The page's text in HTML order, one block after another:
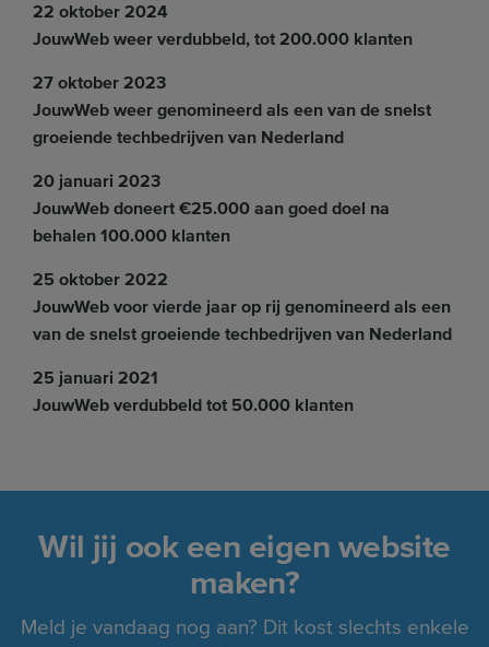
22 oktober 2024
JouwWeb weer verdubbeld, tot 200.000 klanten
27 oktober 2023
JouwWeb weer genomineerd als een van de snelst
groeiende techbedrijven van Nederland
20 januari 2023
JouwWeb doneert €25.000 aan goed doel na
behalen 100.000 klanten
25 oktober 2022
JouwWeb voor vierde jaar op rij genomineerd als een
van de snelst groeiende techbedrijven van Nederland
25 januari 2021
JouwWeb verdubbeld tot 50.000 klanten
Wil jij ook een eigen website
maken?
Meld je vandaag nog aan? Dit kost slechts enkele